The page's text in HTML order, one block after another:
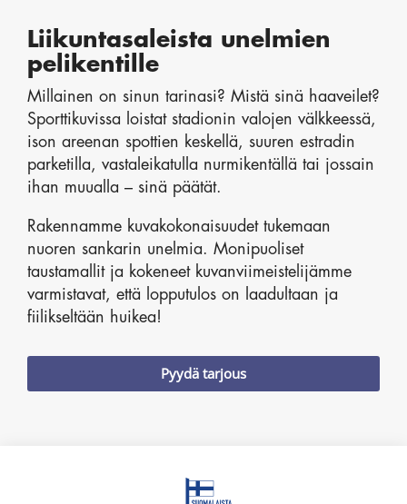
Liikuntasaleista unelmien
pelikentille
Millainen on sinun tarinasi? Mistä sinä haaveilet?
Sporttikuvissa loistat stadionin valojen välkkeessä,
ison areenan spottien keskellä, suuren estradin
parketilla, vastaleikatulla nurmikentällä tai jossain
ihan muualla – sinä päätät.
Rakennamme kuvakokonaisuudet tukemaan
nuoren sankarin unelmia. Monipuoliset
taustamallit ja kokeneet kuvanviimeistelijämme
varmistavat, että lopputulos on laadultaan ja
fiilikseltään huikea!
Pyydä tarjous